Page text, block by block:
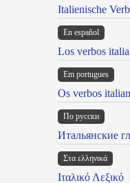
Italienische
En español
Los verbos
Em portugues
Os verbos
По русски
Итальянские
Στα ελληνικά
Ιταλικό Λεξικό